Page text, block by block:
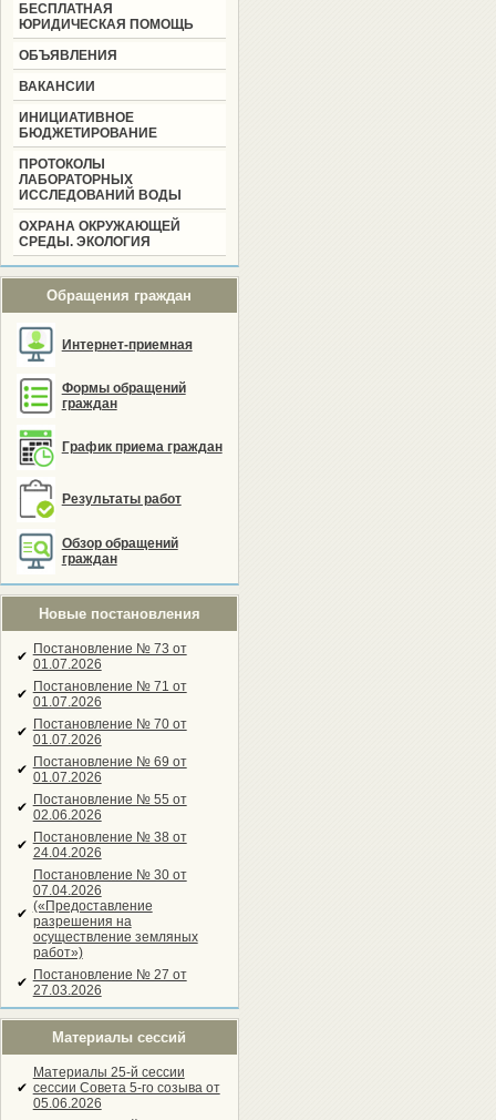
БЕСПЛАТНАЯ
ЮРИДИЧЕСКАЯ ПОМОЩЬ
ОБЪЯВЛЕНИЯ
ВАКАНСИИ
ИНИЦИАТИВНОЕ
БЮДЖЕТИРОВАНИЕ
ПРОТОКОЛЫ
ЛАБОРАТОРНЫХ
ИССЛЕДОВАНИЙ ВОДЫ
ОХРАНА ОКРУЖАЮЩЕЙ
СРЕДЫ. ЭКОЛОГИЯ
Обращения граждан
Интернет-приемная
Формы обращений
граждан
График приема граждан
Результаты работ
Обзор обращений
граждан
Новые постановления
✔ Постановление № 73 от
01.07.2026
✔ Постановление № 71 от
01.07.2026
✔ Постановление № 70 от
01.07.2026
✔ Постановление № 69 от
01.07.2026
✔ Постановление № 55 от
02.06.2026
✔ Постановление № 38 от
24.04.2026
✔
Постановление № 30 от
07.04.2026
(«Предоставление
разрешения на
осуществление земляных
работ»)
✔ Постановление № 27 от
27.03.2026
Материалы сессий
✔
Материалы 25-й сессии
сессии Совета 5-го созыва от
05.06.2026